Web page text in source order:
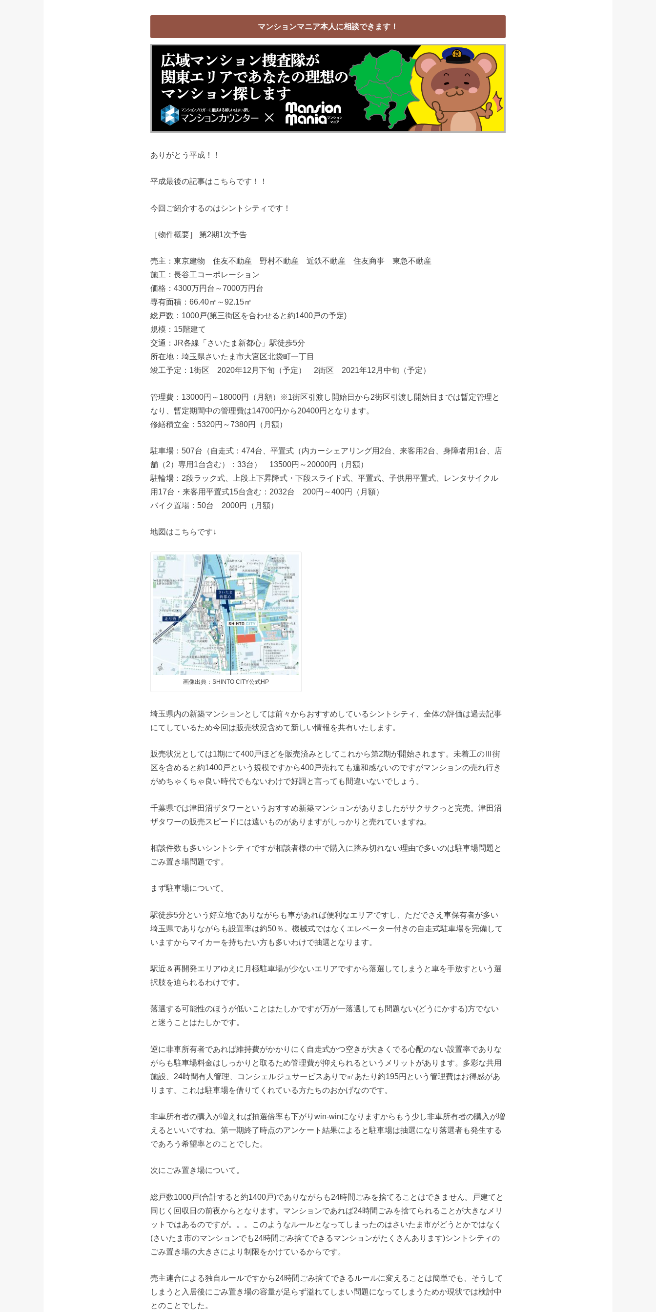
マンションマニア本人に相談できます！
ありがとう平成！！
平成最後の記事はこちらです！！
今回ご紹介するのはシントシティです！
［物件概要］ 第2期1次予告
売主：東京建物 住友不動産 野村不動産 近鉄不動産 住友商事 東急不動産
施工：長谷工コーポレーション
価格：4300万円台～7000万円台
専有面積：66.40㎡～92.15㎡
総戸数：1000戸(第三街区を合わせると約1400戸の予定)
規模：15階建て
交通：JR各線「さいたま新都心」駅徒歩5分
所在地：埼玉県さいたま市大宮区北袋町一丁目
竣工予定：1街区 2020年12月下旬（予定） 2街区 2021年12月中旬（予定）
管理費：13000円～18000円（月額）※1街区引渡し開始日から2街区引渡し開始日までは暫定管理と
なり、暫定期間中の管理費は14700円から20400円となります。
修繕積立金：5320円～7380円（月額）
駐車場：507台（自走式：474台、平置式（内カーシェアリング用2台、来客用2台、身障者用1台、店
舗（2）専用1台含む）：33台） 13500円～20000円（月額）
駐輪場：2段ラック式、上段上下昇降式・下段スライド式、平置式、子供用平置式、レンタサイクル
用17台・来客用平置式15台含む：2032台 200円～400円（月額）
バイク置場：50台 2000円（月額）
地図はこちらです↓
画像出典：SHINTO CITY公式HP
埼玉県内の新築マンションとしては前々からおすすめしているシントシティ、全体の評価は過去記事
にてしているため今回は販売状況含めて新しい情報を共有いたします。
販売状況としては1期にて400戸ほどを販売済みとしてこれから第2期が開始されます。未着工のⅢ街
区を含めると約1400戸という規模ですから400戸売れても違和感ないのですがマンションの売れ行き
がめちゃくちゃ良い時代でもないわけで好調と言っても間違いないでしょう。
千葉県では津田沼ザタワーというおすすめ新築マンションがありましたがサクサクっと完売。津田沼
ザタワーの販売スピードには遠いものがありますがしっかりと売れていますね。
相談件数も多いシントシティですが相談者様の中で購入に踏み切れない理由で多いのは駐車場問題と
ごみ置き場問題です。
まず駐車場について。
駅徒歩5分という好立地でありながらも車があれば便利なエリアですし、ただでさえ車保有者が多い
埼玉県でありながらも設置率は約50％。機械式ではなくエレベーター付きの自走式駐車場を完備して
いますからマイカーを持ちたい方も多いわけで抽選となります。
駅近＆再開発エリアゆえに月極駐車場が少ないエリアですから落選してしまうと車を手放すという選
択肢を迫られるわけです。
落選する可能性のほうが低いことはたしかですが万が一落選しても問題ない(どうにかする)方でない
と迷うことはたしかです。
逆に非車所有者であれば維持費がかかりにく自走式かつ空きが大きくでる心配のない設置率でありな
がらも駐車場料金はしっかりと取るため管理費が抑えられるというメリットがあります。多彩な共用
施設、24時間有人管理、コンシェルジュサービスありで㎡あたり約195円という管理費はお得感があ
ります。これは駐車場を借りてくれている方たちのおかげなのです。
非車所有者の購入が増えれば抽選倍率も下がりwin-winになりますからもう少し非車所有者の購入が増
えるといいですね。第一期終了時点のアンケート結果によると駐車場は抽選になり落選者も発生する
であろう希望率とのことでした。
次にごみ置き場について。
総戸数1000戸(合計すると約1400戸)でありながらも24時間ごみを捨てることはできません。戸建てと
同じく回収日の前夜からとなります。マンションであれば24時間ごみを捨てられることが大きなメリ
ットではあるのですが。。。このようなルールとなってしまったのはさいたま市がどうとかではなく
(さいたま市のマンションでも24時間ごみ捨てできるマンションがたくさんあります)シントシティの
ごみ置き場の大きさにより制限をかけているからです。
売主連合による独自ルールですから24時間ごみ捨てできるルールに変えることは簡単でも、そうして
しまうと入居後にごみ置き場の容量が足らず溢れてしまい問題になってしまうためか現状では検討中
とのことでした。